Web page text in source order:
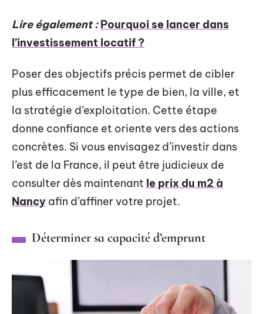
Lire également : Pourquoi se lancer dans
l’investissement locatif ?
Poser des objectifs précis permet de cibler
plus efficacement le type de bien, la ville, et
la stratégie d’exploitation. Cette étape
donne confiance et oriente vers des actions
concrètes. Si vous envisagez d’investir dans
l’est de la France, il peut être judicieux de
consulter dès maintenant le prix du m2 à
Nancy afin d’affiner votre projet.
Déterminer sa capacité d’emprunt